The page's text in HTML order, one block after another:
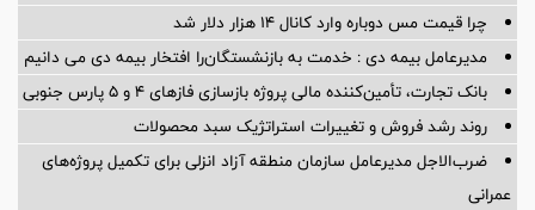
چرا قیمت مس دوباره وارد کانال ۱۴ هزار دلار شد
مدیرعامل بیمه دی : خدمت به بازنشستگان‌را افتخار بیمه دی می دانیم
بانک تجارت، تأمین‌کننده مالی پروژه بازسازی فازهای ۴ و ۵ پارس جنوبی
روند رشد فروش و تغییرات استراتژیک سبد محصولات
ضرب‌الاجل مدیرعامل سازمان منطقه آزاد انزلی برای تكمیل پروژه‌های
عمرانی